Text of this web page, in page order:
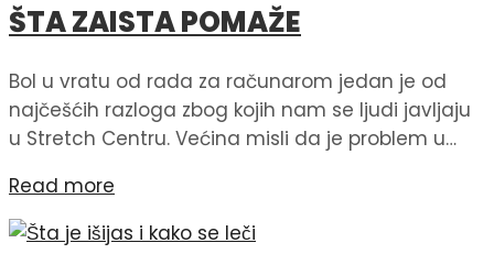
ŠTA ZAISTA POMAŽE
Bol u vratu od rada za računarom jedan je od
najčešćih razloga zbog kojih nam se ljudi javljaju
u Stretch Centru. Većina misli da je problem u…
Read more